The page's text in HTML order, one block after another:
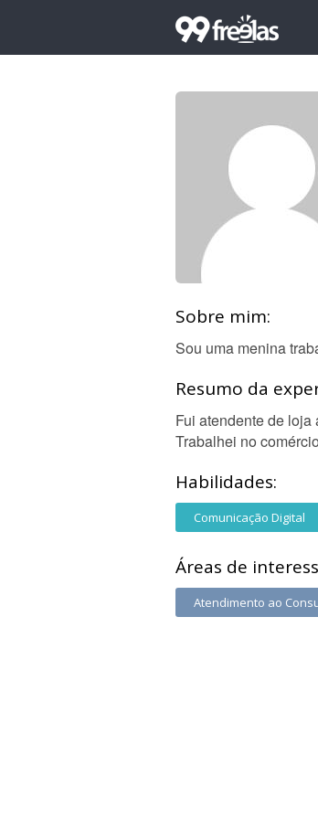
Sobre mim:
Sou uma menina
Resumo da
Fui atendente de loja
Trabalhei no
Habilidades:
Comunicação Digital
Áreas de
Atendimento ao